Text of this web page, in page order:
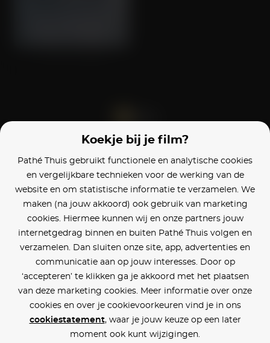
Koekje bij je film?
Pathé Thuis gebruikt functionele en analytische cookies
en vergelijkbare technieken voor de werking van de
website en om statistische informatie te verzamelen. We
maken (na jouw akkoord) ook gebruik van marketing
cookies. Hiermee kunnen wij en onze partners jouw
internetgedrag binnen en buiten Pathé Thuis volgen en
verzamelen. Dan sluiten onze site, app, advertenties en
communicatie aan op jouw interesses. Door op
‘accepteren’ te klikken ga je akkoord met het plaatsen
van deze marketing cookies. Meer informatie over onze
cookies en over je cookievoorkeuren vind je in ons
cookiestatement, waar je jouw keuze op een later
moment ook kunt wijzigingen.
Klantenservice
Betaalinstellingen
Cookie voorkeuren
Over Pathé Thuis
Bioscopen
CVD